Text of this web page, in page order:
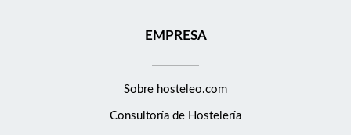
EMPRESA
Sobre hosteleo.com
Consultoría de Hostelería